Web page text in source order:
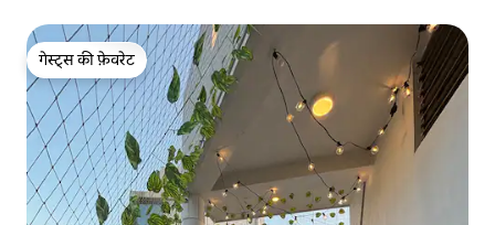
गेस्ट्स की फ़ेवरेट
गेस्ट्स की फ़ेवरेट